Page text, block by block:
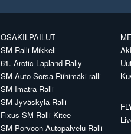
OSAKILPAILUT
SM Ralli Mikkeli
61. Arctic Lapland Rally
SM Auto Sorsa Riihimäki-ralli
SM Imatra Ralli
SM Jyväskylä Ralli
Fixus SM Ralli Kitee
SM Porvoon Autopalvelu Ralli